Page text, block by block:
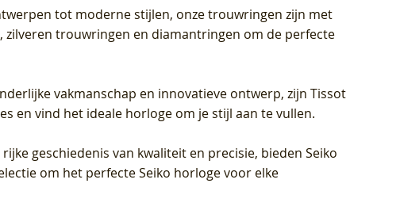
tot moderne stijlen, onze trouwringen zijn met
trouwringen en diamantringen om de perfecte
vakmanschap en innovatieve ontwerp, zijn Tissot
en vind het ideale horloge om je stijl aan te vullen.
geschiedenis van kwaliteit en precisie, bieden Seiko
om het perfecte Seiko horloge voor elke